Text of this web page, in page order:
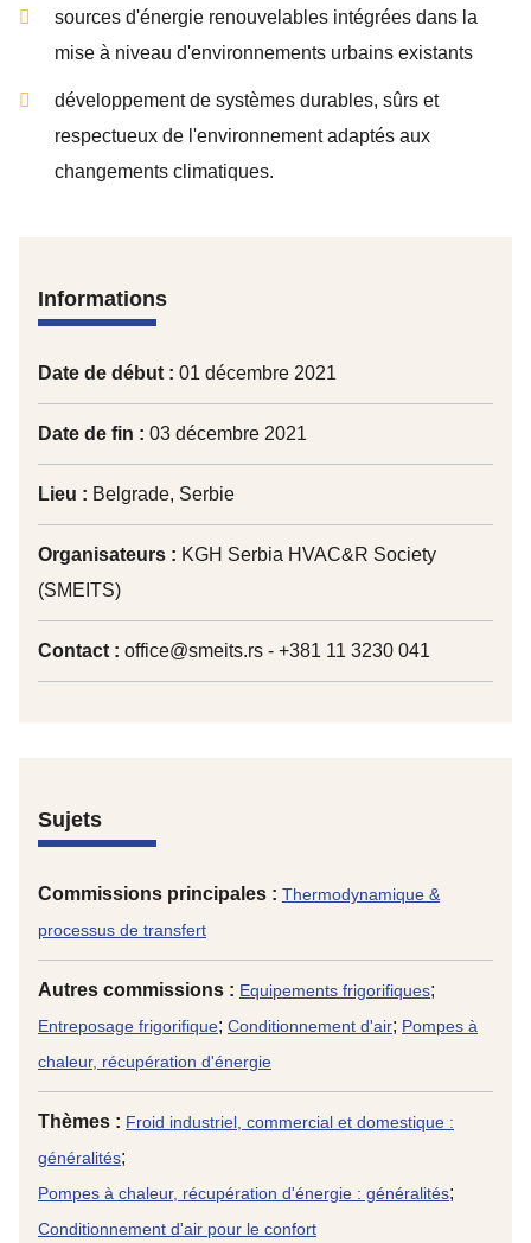
sources d'énergie renouvelables intégrées dans la
mise à niveau d'environnements urbains existants
développement de systèmes durables, sûrs et
respectueux de l'environnement adaptés aux
changements climatiques.
Informations
Date de début : 01 décembre 2021
Date de fin : 03 décembre 2021
Lieu : Belgrade, Serbie
Organisateurs : KGH Serbia HVAC&R Society
(SMEITS)
Contact : office@smeits.rs - +381 11 3230 041
Sujets
Commissions principales : Thermodynamique &
processus de transfert
Autres commissions : Equipements frigorifiques;
Entreposage frigorifique; Conditionnement d'air; Pompes à
chaleur, récupération d'énergie
Thèmes : Froid industriel, commercial et domestique :
généralités;
Pompes à chaleur, récupération d'énergie : généralités;
Conditionnement d'air pour le confort